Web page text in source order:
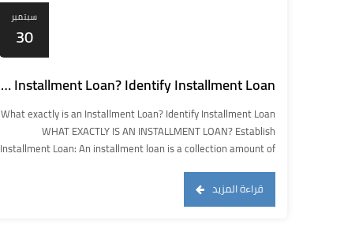
سبتمبر
30
What exactly is an Installment Loan? Identify Installment Loan
What exactly is an Installment Loan? Identify Installment Loan
WHAT EXACTLY IS AN INSTALLMENT LOAN? Establish
Installment Loan: An installment loan is a collection amount of
back, in complete, over a few monthly premiums. All loans
include borrowing funds from a lender after which utilizing a
قراءة المزيد